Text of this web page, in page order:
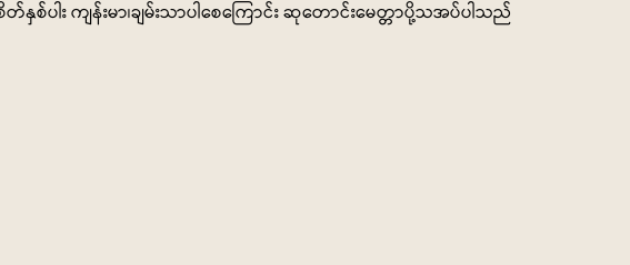
ါး ကျန်းမာ၊ချမ်းသာပါစေကြောင်း ဆုတောင်းမေတ္တာပို့သအပ်ပါသည်